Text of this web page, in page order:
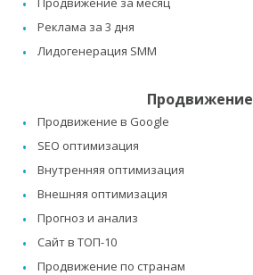
Реклама за 3 дня
Лидогенерация SMM
Продвижение
Продвижение в Google
SEO оптимизация
Внутренняя оптимизация
Внешняя оптимизация
Прогноз и анализ
Сайт в ТОП-10
Продвижение по странам